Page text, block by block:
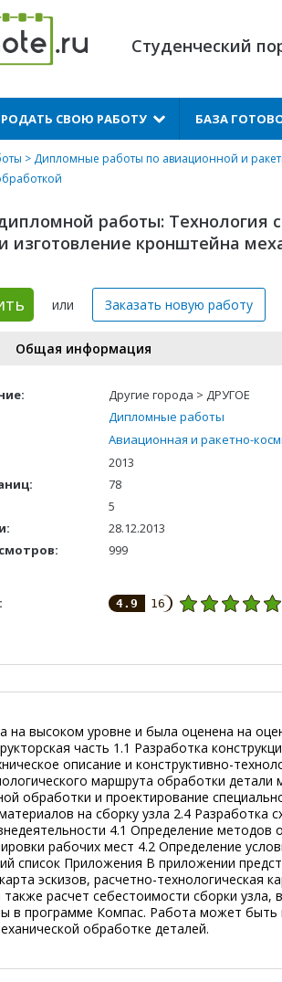
Студенческий
СВОЮ РАБОТУ БАЗА
> Дипломные работы по авиационной и
работы: Технология
изготовление кронштейна
или Заказать новую работу
Общая информация
Другие города > ДРУГОЕ
Дипломные работы
Авиационная и ракетно-
2013
78
5
28.12.2013
999
4.9 16
на высоком уровне и была оценена на
часть 1.1 Разработка
описание и конструктивно-
маршрута обработки
обработки и проектирование
на сборку узла 2.4
4.1 Определение методов
рабочих мест 4.2 Определение
список Приложения В приложении
эскизов, расчетно-технологическая
расчет себестоимости сборки
в программе Компас. Работа может быть
обработке деталей.